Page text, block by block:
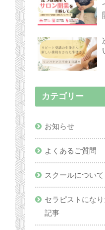
カテゴリー
お知らせ
よくあるご質問
スクールについて
セラピストにな
記事